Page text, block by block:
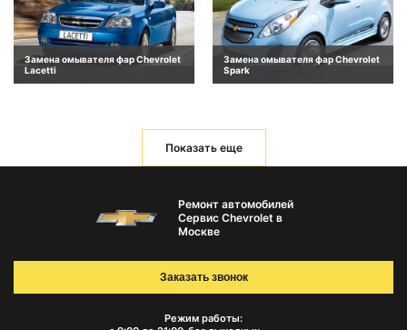
Замена омывателя фар Chevrolet
Lacetti
Замена омывателя фар Chevrolet
Spark
Показать еще
Ремонт автомобилей
Сервис Chevrolet в
Москве
Режим работы:
Заказать звонок